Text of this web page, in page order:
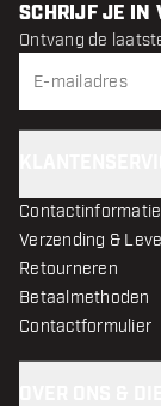
SCHRIJF JE IN
Ontvang de
Contactinformatie
Verzending &
Retourneren
Betaalmethoden
Contactformulier